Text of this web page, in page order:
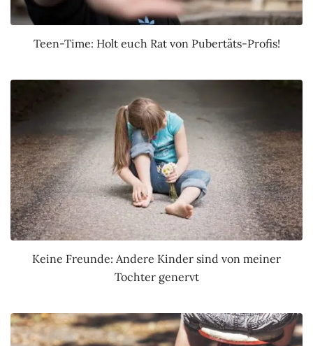
Teen-Time: Holt euch Rat von Pubertäts-Profis!
Keine Freunde: Andere Kinder sind von meiner
Tochter genervt